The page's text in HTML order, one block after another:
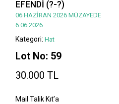
EFENDİ (?-?)
06 HAZİRAN 2026 MÜZAYEDE
6.06.2026
Kategori: Hat
Lot No: 59
30.000 TL
Mail Talik Kıt’a